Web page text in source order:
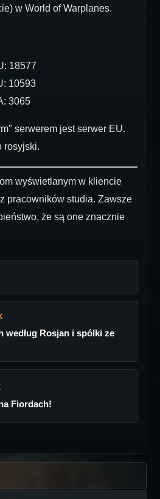
w World of Warplanes.
18577
10593
3065
serwerem jest serwer EU.
rosyjski.
wyświetlanym w kliencie
pracowników studia. Zawsze
że są one znacznie
według Rosjan i spólki ze
Fiordach!